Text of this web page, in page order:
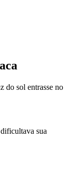
do sol entrasse no
sua